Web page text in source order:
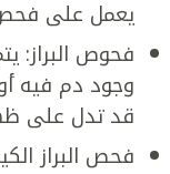
يعمل على فحص
فحوص البراز:
وجود دم فيه
قد تدل على
فحص البراز